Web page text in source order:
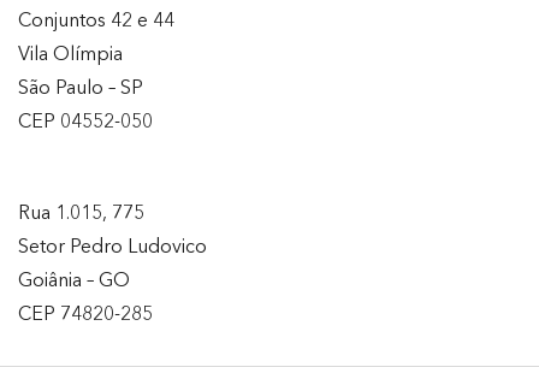
Conjuntos 42 e 44
Vila Olímpia
São Paulo – SP
CEP 04552-050
Rua 1.015, 775
Setor Pedro Ludovico
Goiânia – GO
CEP 74820-285